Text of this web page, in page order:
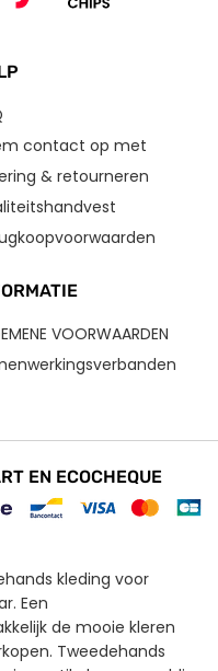
contact op met
& retourneren
VOORWAARDEN
EN ECOCHEQUE
kleding voor
Een
de mooie kleren
Tweedehands